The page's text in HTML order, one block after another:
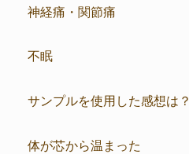
神経痛・関節痛
不眠
サンプルを使用した感想は？
体が芯から温まった